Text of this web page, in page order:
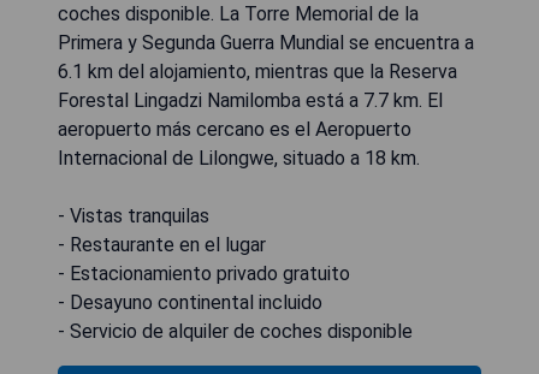
coches disponible. La Torre Memorial de la
Primera y Segunda Guerra Mundial se encuentra a
6.1 km del alojamiento, mientras que la Reserva
Forestal Lingadzi Namilomba está a 7.7 km. El
aeropuerto más cercano es el Aeropuerto
Internacional de Lilongwe, situado a 18 km.
- Vistas tranquilas
- Restaurante en el lugar
- Estacionamiento privado gratuito
- Desayuno continental incluido
- Servicio de alquiler de coches disponible